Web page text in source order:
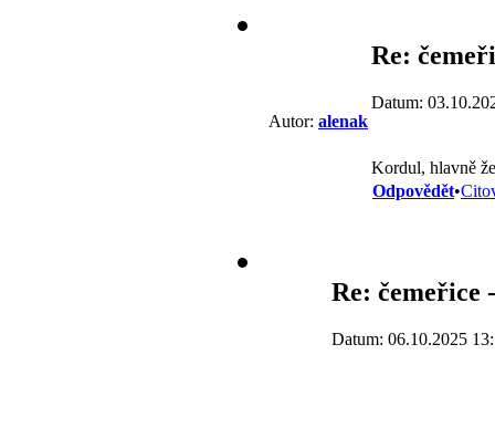
Autor: alenak
Re:
Datum:
Kordul, hlavně
Odpovědět•
Re: čemeřice
Datum: 06.10.2025